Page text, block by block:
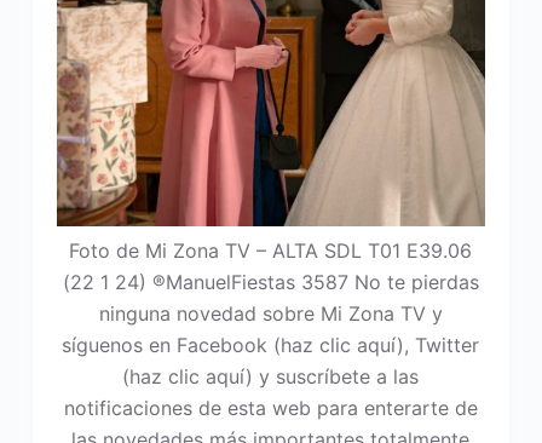
Foto de Mi Zona TV – ALTA SDL T01 E39.06
(22 1 24) ®ManuelFiestas 3587 No te pierdas
ninguna novedad sobre Mi Zona TV y
síguenos en Facebook (haz clic aquí), Twitter
(haz clic aquí) y suscríbete a las
notificaciones de esta web para enterarte de